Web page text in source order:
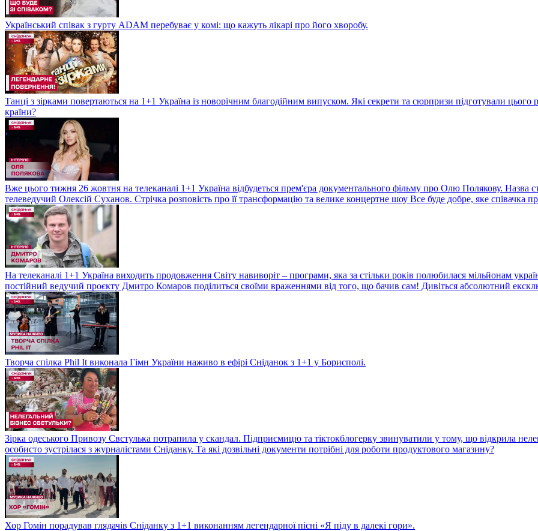
Український співак з гурту ADAM перебуває у комі: що кажуть лікарі про його хворобу.
Танці з зірками повертаються на 1+1 Україна із новорічним благодійним випуском. Які секрети та сюрпризи підготували
країни?
Вже цього тижня 26 жовтня на телеканалі 1+1 Україна відбудеться прем'єра документального фільму про Олю Полякову. Назва
телеведучий Олексій Суханов. Стрічка розповість про її трансформацію та велике концертне шоу Все буде добре, яке співачка
На телеканалі 1+1 Україна виходить продовження Світу навиворіт – програми, яка за стільки років полюбилася мільйонам
постійний ведучий проєкту Дмитро Комаров поділиться своїми враженнями від того, що бачив сам! Дивіться абсолютний
Творча спілка Phil It виконала Гімн України наживо в ефірі Сніданок з 1+1 у Борисполі.
Зірка одеського Привозу Свєтулька потрапила у скандал. Підприємицю та тіктокблогерку звинуватили у тому, що відкрила
особисто зустрілася з журналістами Сніданку. Та які дозвільні документи потрібні для роботи продуктового магазину?
Хор Гомін порадував глядачів Сніданку з 1+1 виконанням легендарної пісні «Я піду в далекі гори».